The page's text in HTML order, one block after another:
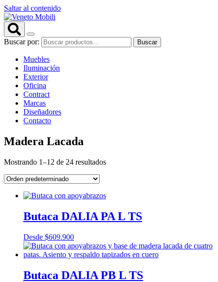
Saltar al contenido
Buscar por: Buscar
Muebles
Iluminación
Exterior
Oficina
Contract
Marcas
Diseñadores
Contacto
Madera Lacada
Mostrando 1–12 de 24 resultados
Butaca DALIA PA L TS
Desde $609.900
Butaca DALIA PB L TS